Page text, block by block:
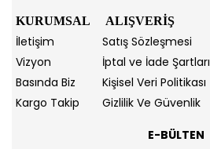
KURUMSAL ALIŞVERİŞ
İletişim
Satış Sözleşmesi
Vizyon
İptal ve İade Şartları
Basında Biz
Kişisel Veri Politikası
Kargo Takip
Gizlilik Ve Güvenlik
E-BÜLTEN